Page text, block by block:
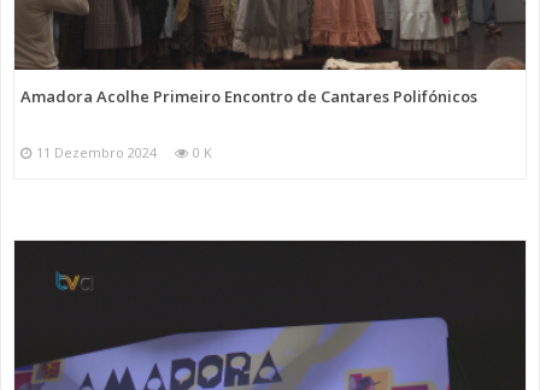
Amadora Acolhe Primeiro Encontro de Cantares Polifónicos
11 Dezembro 2024 0 K